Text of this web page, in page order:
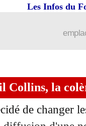
Les Infos du
Collins, la
de changer
rush
Simeone
Utd écrase